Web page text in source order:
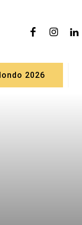
2026